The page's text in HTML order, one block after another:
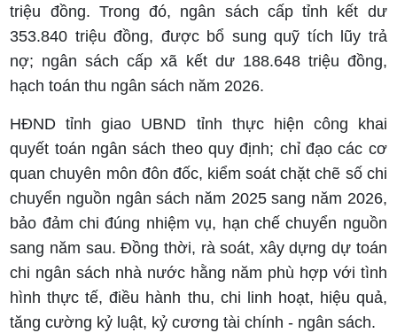
triệu đồng. Trong đó, ngân sách cấp tỉnh kết dư
353.840 triệu đồng, được bổ sung quỹ tích lũy trả
nợ; ngân sách cấp xã kết dư 188.648 triệu đồng,
hạch toán thu ngân sách năm 2026.
HĐND tỉnh giao UBND tỉnh thực hiện công khai
quyết toán ngân sách theo quy định; chỉ đạo các cơ
quan chuyên môn đôn đốc, kiểm soát chặt chẽ số chi
chuyển nguồn ngân sách năm 2025 sang năm 2026,
bảo đảm chi đúng nhiệm vụ, hạn chế chuyển nguồn
sang năm sau. Đồng thời, rà soát, xây dựng dự toán
chi ngân sách nhà nước hằng năm phù hợp với tình
hình thực tế, điều hành thu, chi linh hoạt, hiệu quả,
tăng cường kỷ luật, kỷ cương tài chính - ngân sách.